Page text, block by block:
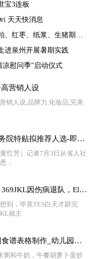
宝3连板
天天快消息
、生猪期货主力开盘涨超1%
进泉州开展暑期实践
凉慰问季”启动仪式
营销人设
销人设,品牌力,化妆品,完美
江苏产生120位国务院特贴拟推荐人选-即时看
红芳）记者7月3日从省人社
，
亚运更换大名单！369JKL因伤病退队，Elk和XUN入选 环球快播报
到，毕竟TES白天才辟完
就主
天天即时：幼儿园食谱表格制作_幼儿园食谱表
粥和牛奶，午餐胡萝卜蛋炒